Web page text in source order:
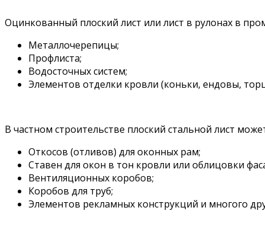
Оцинкованный плоский лист или лист в рулонах в
Металлочерепицы;
Профлиста;
Водосточных систем;
Элементов отделки кровли (коньки, ендовы,
В частном строительстве плоский стальной лист
Откосов (отливов) для оконных рам;
Ставен для окон в тон кровли или облицовки
Вентиляционных коробов;
Коробов для труб;
Элементов рекламных конструкций и многого